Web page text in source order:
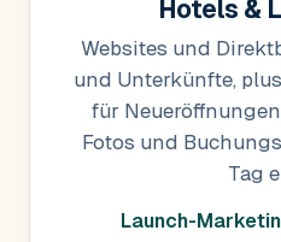
Hotels &
Websites und
und Unterkünfte,
für
Fotos und
Tag
Launch-